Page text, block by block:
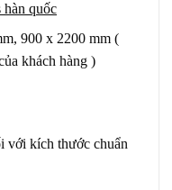
hàn quốc
900 x 2200 mm (
khách hàng )
với kích thước chuẩn